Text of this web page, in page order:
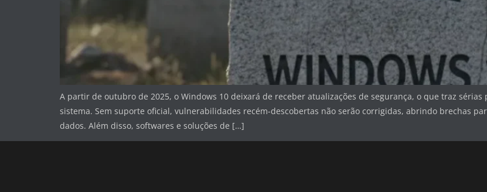
A partir de outubro de 2025, o Windows 10 deixará de receber atualizações de segurança, o que traz
sistema. Sem suporte oficial, vulnerabilidades recém-descobertas não serão corrigidas, abrindo brechas
dados. Além disso, softwares e soluções de […]